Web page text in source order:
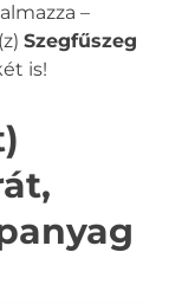
–
Szegfűszeg
is!